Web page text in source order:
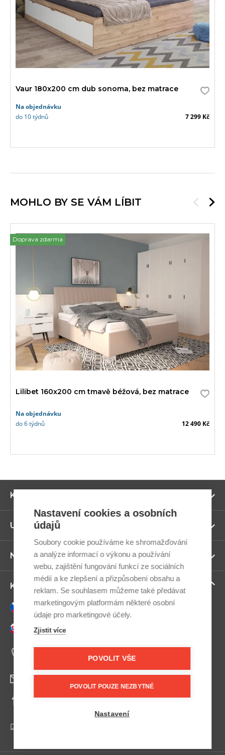
Vaur 180x200 cm dub sonoma, bez matrace
Na objednávku
do 10 týdnů
7 299 Kč
MOHLO BY SE VÁM LÍBIT
Doprava zdarma
Lilibet 160x200 cm tmavě béžová, bez matrace
Na objednávku
do 6 týdnů
12 490 Kč
Kategorie
Užitečné odkazy
Newsletter
Kontaktujte nás
Česky
Slovensky
+420 607 800 100
Facebook
Další kontakty
Nastavení cookies a osobních
údajů
Soubory cookie používáme ke shromažďování
a analýze informací o výkonu a používání
webu, zajištění fungování funkcí ze sociálních
médií a ke zlepšení a přizpůsobení obsahu a
reklam. Se souhlasem můžeme také předávat
marketingovým platformám některé osobní
údaje pro marketingové účely.
Zjistit více
POVOLIT VŠE
POVOLIT POUZE NEZBYTNÉ
Nastavení